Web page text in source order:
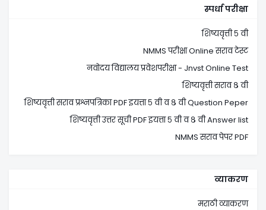
स्पर्धा परीक्षा
शिष्यवृत्ती ५ वी
NMMS परीक्षा Online सराव टेस्ट
नवोदय विद्यालय प्रवेशपरीक्षा - Jnvst Online Test
शिष्यवृत्ती सराव ८ वी
शिष्यवृत्ती सराव प्रश्नपत्रिका PDF इयत्ता ५ वी व ८ वी Question Peper
शिष्यवृत्ती उत्तर सूची PDF इयत्ता ५ वी व ८ वी Answer list
NMMS सराव पेपर PDF
व्याकरण
मराठी व्याकरण